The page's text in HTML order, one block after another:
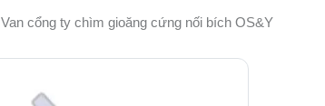
Van cổng ty chìm gioăng cứng nối bích OS&Y